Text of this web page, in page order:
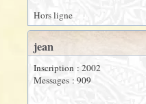
Hors ligne
jean
Inscription : 2002
Messages : 909